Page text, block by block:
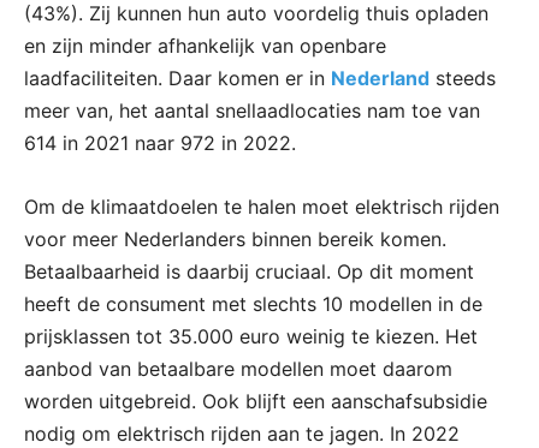
(43%). Zij kunnen hun auto voordelig thuis opladen
en zijn minder afhankelijk van openbare
laadfaciliteiten. Daar komen er in Nederland steeds
meer van, het aantal snellaadlocaties nam toe van
614 in 2021 naar 972 in 2022.
Om de klimaatdoelen te halen moet elektrisch rijden
voor meer Nederlanders binnen bereik komen.
Betaalbaarheid is daarbij cruciaal. Op dit moment
heeft de consument met slechts 10 modellen in de
prijsklassen tot 35.000 euro weinig te kiezen. Het
aanbod van betaalbare modellen moet daarom
worden uitgebreid. Ook blijft een aanschafsubsidie
nodig om elektrisch rijden aan te jagen. In 2022